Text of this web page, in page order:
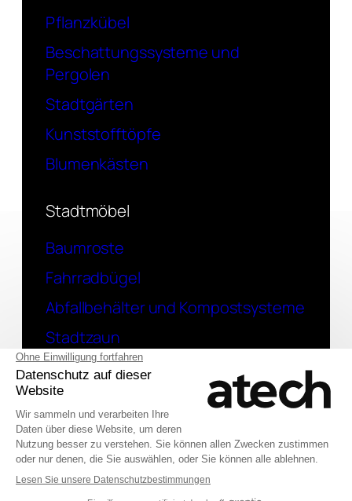
Pflanzkübel
Beschattungssysteme und
Pergolen
Stadtgärten
Kunststofftöpfe
Blumenkästen
Stadtmöbel
Baumroste
Fahrradbügel
Abfallbehälter und Kompostsysteme
Stadtzaun
Kontakt
Eine Frage? Kontaktieren Sie uns
© 2026 Atech SAS
Français